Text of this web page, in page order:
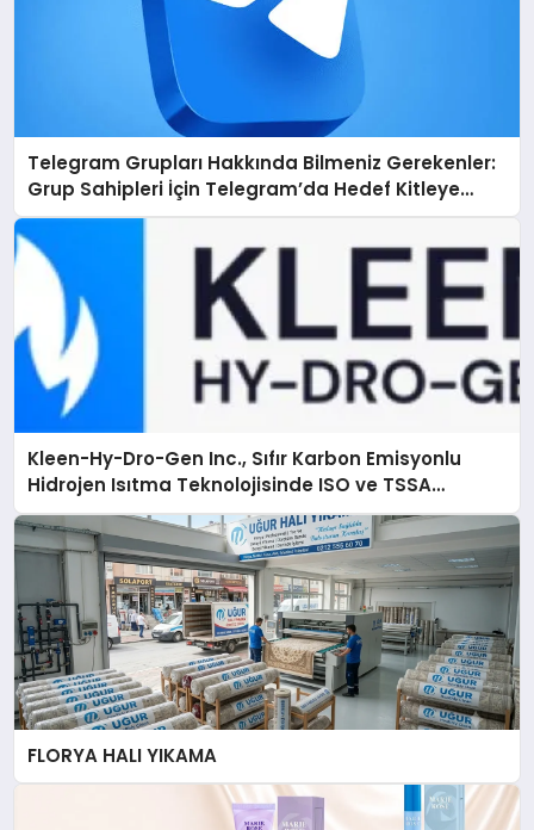
Telegram Grupları Hakkında Bilmeniz Gerekenler:
Grup Sahipleri İçin Telegram’da Hedef Kitleye
Ulaşma
Kleen-Hy-Dro-Gen Inc., Sıfır Karbon Emisyonlu
Hidrojen Isıtma Teknolojisinde ISO ve TSSA
Düzenleyici Onaylarını Aldı
FLORYA HALI YIKAMA